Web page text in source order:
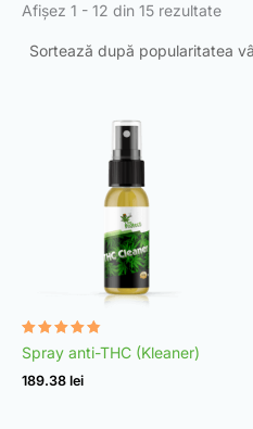
Afișez 1 - 12 din 15 rezultate
Evaluat la
4.75
din 5
Spray anti-THC (Kleaner)
189.38 lei